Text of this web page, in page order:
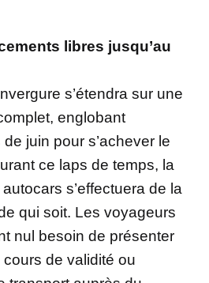
libres jusqu’au
s’étendra sur une
englobant
de juin pour s’achever le
ce laps de temps, la
s’effectuera de la
qui soit. Les voyageurs
nul besoin de présenter
de validité ou